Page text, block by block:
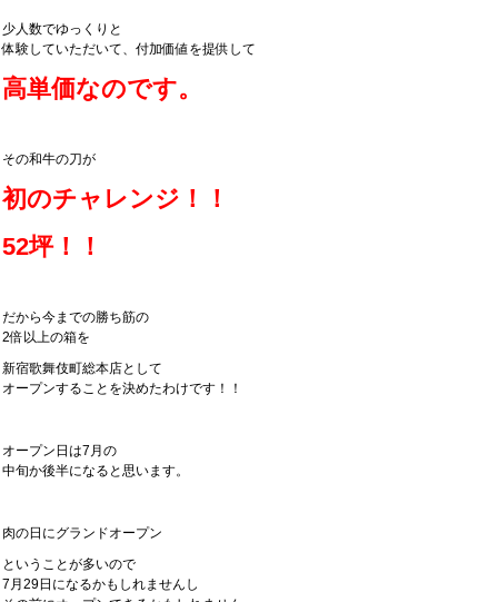
少人数でゆっくりと
体験していただいて、付加価値を提供して
高単価なのです。
その和牛の刀が
初のチャレンジ！！
52坪！！
だから今までの勝ち筋の
2倍以上の箱を
新宿歌舞伎町総本店として
オープンすることを決めたわけです！！
オープン日は7月の
中旬か後半になると思います。
肉の日にグランドオープン
ということが多いので
7月29日になるかもしれませんし